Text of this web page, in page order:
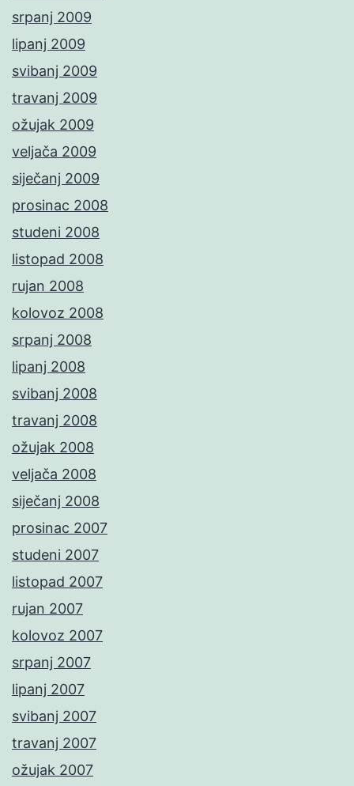
srpanj 2009
lipanj 2009
svibanj 2009
travanj 2009
ožujak 2009
veljača 2009
siječanj 2009
prosinac 2008
studeni 2008
listopad 2008
rujan 2008
kolovoz 2008
srpanj 2008
lipanj 2008
svibanj 2008
travanj 2008
ožujak 2008
veljača 2008
siječanj 2008
prosinac 2007
studeni 2007
listopad 2007
rujan 2007
kolovoz 2007
srpanj 2007
lipanj 2007
svibanj 2007
travanj 2007
ožujak 2007